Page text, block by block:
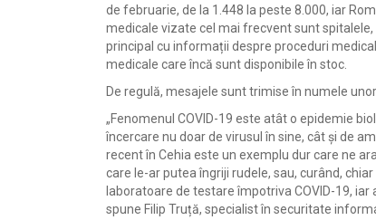
de februarie, de la 1.448 la peste 8.000, iar
medicale vizate cel mai frecvent sunt
principal cu informații despre proceduri
medicale care încă sunt disponibile în stoc.
De regulă, mesajele sunt trimise în numele
„Fenomenul COVID-19 este atât o epidemie
încercare nu doar de virusul în sine, cât și de
recent în Cehia este un exemplu dur care ne
care le-ar putea îngriji rudele, sau, curând,
laboratoare de testare împotriva COVID-19,
spune Filip Truță, specialist în securitate